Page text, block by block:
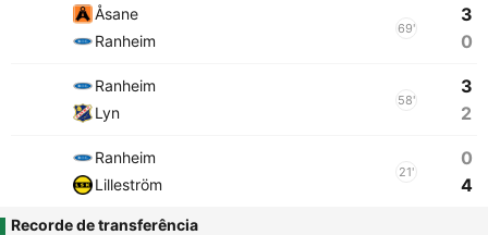
Åsane
Ranheim
69'
3
0
Ranheim
Lyn
58'
3
2
Ranheim
Lilleström
21'
0
4
Recorde de transferência